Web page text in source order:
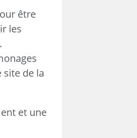
être
les
.
de la
et une